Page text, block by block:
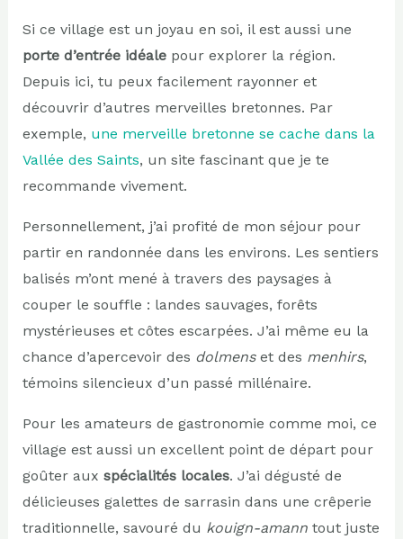
Si ce village est un joyau en soi, il est aussi une
porte d’entrée idéalepour explorer la région.
Depuis ici, tu peux facilement rayonner et
découvrir d’autres merveilles bretonnes. Par
exemple, une merveille bretonne se cache dans la
Vallée des Saints, un site fascinant que je te
recommande vivement.
Personnellement, j’ai profité de mon séjour pour
partir en randonnée dans les environs. Les sentiers
balisés m’ont mené à travers des paysages à
couper le souffle : landes sauvages, forêts
mystérieuses et côtes escarpées. J’ai même eu la
chance d’apercevoir des dolmenset des menhirs,
témoins silencieux d’un passé millénaire.
Pour les amateurs de gastronomie comme moi, ce
village est aussi un excellent point de départ pour
goûter aux spécialités locales. J’ai dégusté de
délicieuses galettes de sarrasin dans une crêperie
traditionnelle, savouré du kouign-amanntout juste